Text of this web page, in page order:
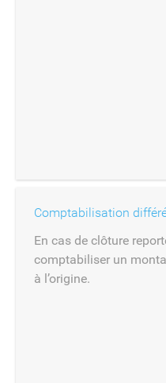
Comptabilisation
En cas de clôture
comptabiliser un
à l’origine.